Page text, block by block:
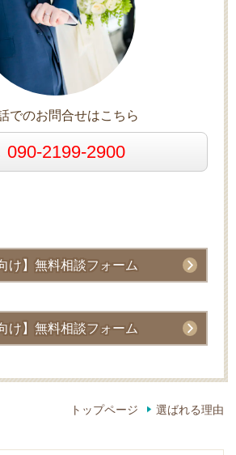
でのお問合せはこちら
090-2199-2900
け】無料相談フォーム
け】無料相談フォーム
トップページ 選ばれる理由